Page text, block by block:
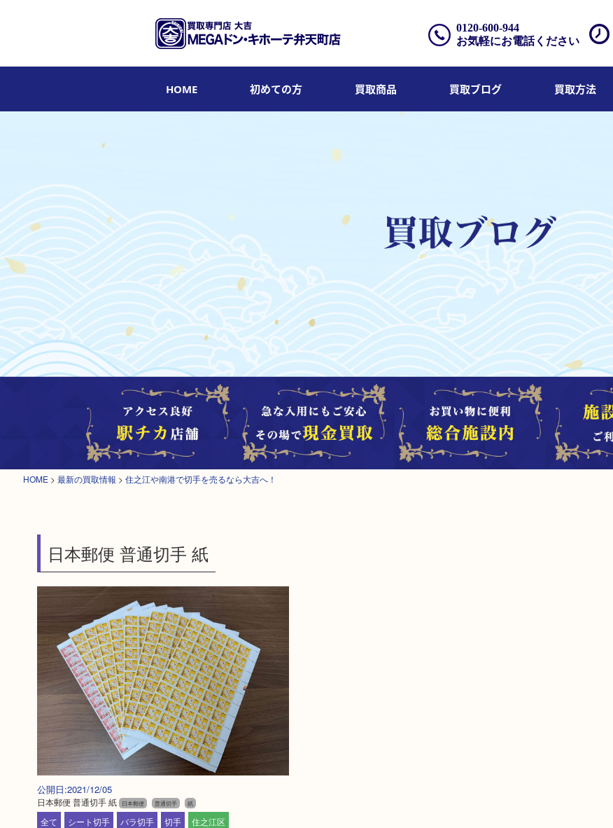
0120-600-944
お気軽にお電話ください
HOME 初めての方 買取商品 買取ブログ 買取方法
HOME > 最新の買取情報 > 住之江や南港で切手を売るなら大吉へ！
日本郵便 普通切手 紙
公開日:2021/12/05
日本郵便 普通切手 紙 日本郵便 普通切手 紙
全て シート切手 バラ切手 切手 住之江区